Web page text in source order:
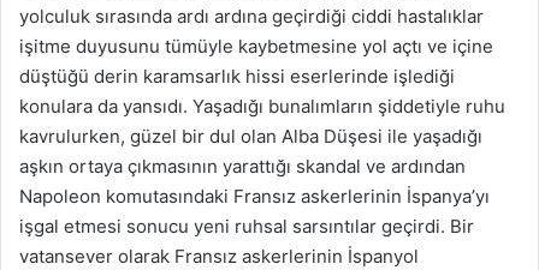
yolculuk sırasında ardı ardına geçirdiği ciddi hastalıklar
işitme duyusunu tümüyle kaybetmesine yol açtı ve içine
düştüğü derin karamsarlık hissi eserlerinde işlediği
konulara da yansıdı. Yaşadığı bunalımların şiddetiyle ruhu
kavrulurken, güzel bir dul olan Alba Düşesi ile yaşadığı
aşkın ortaya çıkmasının yarattığı skandal ve ardından
Napoleon komutasındaki Fransız askerlerinin İspanya’yı
işgal etmesi sonucu yeni ruhsal sarsıntılar geçirdi. Bir
vatansever olarak Fransız askerlerinin İspanyol